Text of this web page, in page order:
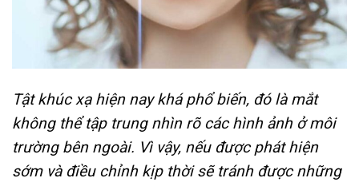
Tật khúc xạ hiện nay khá phổ biến, đó là mắt
không thể tập trung nhìn rõ các hình ảnh ở môi
trường bên ngoài. Vì vậy, nếu được phát hiện
sớm và điều chỉnh kịp thời sẽ tránh được những